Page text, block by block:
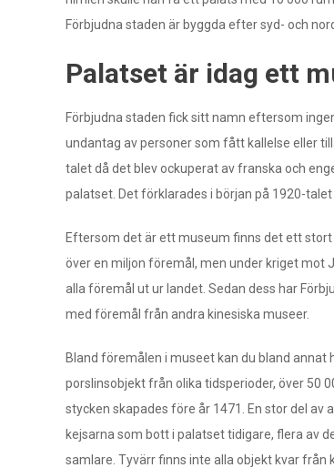
Förbjudna staden är byggda efter syd- och
Palatset är idag ett
Förbjudna staden fick sitt namn eftersom
undantag av personer som fått kallelse eller
talet då det blev ockuperat av franska och
palatset. Det förklarades i början på 1920-
Eftersom det är ett museum finns det ett
över en miljon föremål, men under kriget mot
alla föremål ut ur landet. Sedan dess har
med föremål från andra kinesiska museer.
Bland föremålen i museet kan du bland annat
porslinsobjekt från olika tidsperioder, över 50
stycken skapades före år 1471. En stor del av
kejsarna som bott i palatset tidigare, flera av
samlare. Tyvärr finns inte alla objekt kvar från